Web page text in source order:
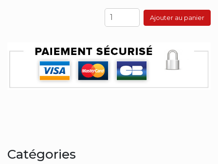
Ajouter au panier
Catégories